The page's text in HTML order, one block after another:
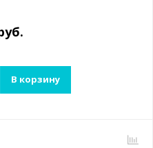
В корзину